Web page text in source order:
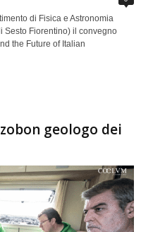
di Fisica e Astronomia
Sesto Fiorentino) il convegno
the Future of Italian
geologo dei